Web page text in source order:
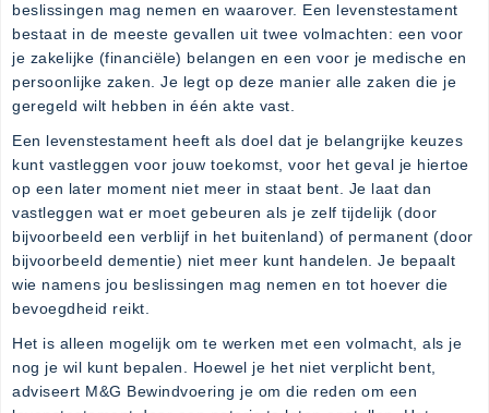
beslissingen mag nemen en waarover. Een levenstestament
bestaat in de meeste gevallen uit twee volmachten: een voor
je zakelijke (financiële) belangen en een voor je medische en
persoonlijke zaken. Je legt op deze manier alle zaken die je
geregeld wilt hebben in één akte vast.
Een levenstestament heeft als doel dat je belangrijke keuzes
kunt vastleggen voor jouw toekomst, voor het geval je hiertoe
op een later moment niet meer in staat bent. Je laat dan
vastleggen wat er moet gebeuren als je zelf tijdelijk (door
bijvoorbeeld een verblijf in het buitenland) of permanent (door
bijvoorbeeld dementie) niet meer kunt handelen. Je bepaalt
wie namens jou beslissingen mag nemen en tot hoever die
bevoegdheid reikt.
Het is alleen mogelijk om te werken met een volmacht, als je
nog je wil kunt bepalen. Hoewel je het niet verplicht bent,
adviseert M&G Bewindvoering je om die reden om een